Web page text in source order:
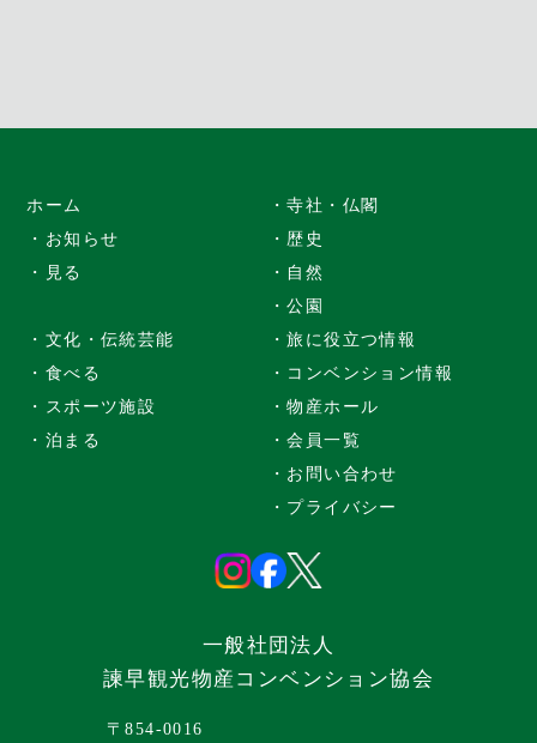
ホーム
・お知らせ
・見る
・寺社・仏閣
・歴史
・自然
・公園
・文化・伝統芸能
・食べる
・スポーツ施設
・泊まる
・旅に役立つ情報
・コンベンション情報
・物産ホール
・会員一覧
・お問い合わせ
・プライバシー
一般社団法人
諫早観光物産コンベンション協会
〒854-0016